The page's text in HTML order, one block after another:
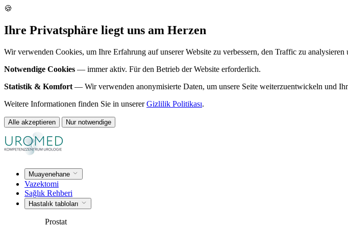
🍪
Ihre Privatsphäre liegt uns am Herzen
Wir verwenden Cookies, um Ihre Erfahrung auf unserer Website zu verbessern, den Traffic zu analysieren
Notwendige Cookies — immer aktiv. Für den Betrieb der Website erforderlich.
Statistik & Komfort — Wir verwenden anonymisierte Daten, um unsere Seite weiterzuentwickeln und
Weitere Informationen finden Sie in unsererGizlilik Politikası.
Alle akzeptieren Nur notwendige
Muayenehane
Vazektomi
Sağlık Rehberi
Hastalık tabloları
Prostat